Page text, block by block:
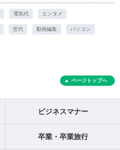
電気代 エンタメ
世代 動画編集 パソコン
ページトップへ
ビジネスマナー
卒業・卒業旅行